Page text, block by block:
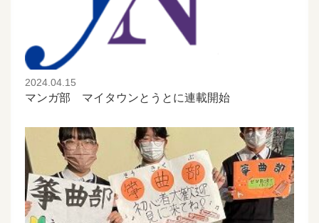
2024.04.15
マンガ部 マイタウンとうとに連載開始